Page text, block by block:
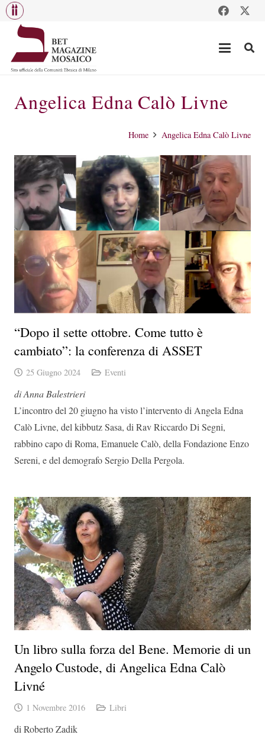
Angelica Edna Calò Livne
Home Angelica Edna Calò Livne
“Dopo il sette ottobre. Come tutto è
cambiato”: la conferenza di ASSET
25 Giugno 2024 Eventi
di Anna Balestrieri
L’incontro del 20 giugno ha visto l’intervento di Angela Edna
Calò Livne, del kibbutz Sasa, di Rav Riccardo Di Segni,
rabbino capo di Roma, Emanuele Calò, della Fondazione Enzo
Sereni, e del demografo Sergio Della Pergola.
Un libro sulla forza del Bene. Memorie di un
Angelo Custode, di Angelica Edna Calò
Livné
1 Novembre 2016 Libri
di Roberto Zadik